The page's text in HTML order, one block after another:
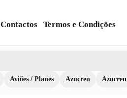
Contactos Termos e Condições
Aviões / Planes Azucren Azucren